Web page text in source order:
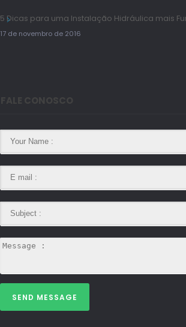
5 Dicas para uma Instalação Hidráulica mais
17 de novembro de 2016
SEND MESSAGE